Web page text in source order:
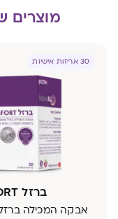
מוצרים
30 אריזות אישיות
ברזל COMFORT
אבקה המכילה